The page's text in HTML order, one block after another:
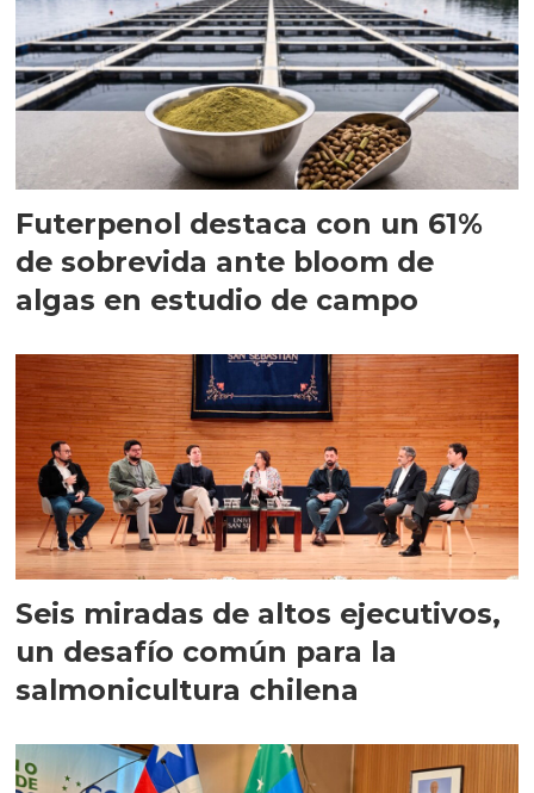
Futerpenol destaca con un 61%
de sobrevida ante bloom de
algas en estudio de campo
Seis miradas de altos ejecutivos,
un desafío común para la
salmonicultura chilena